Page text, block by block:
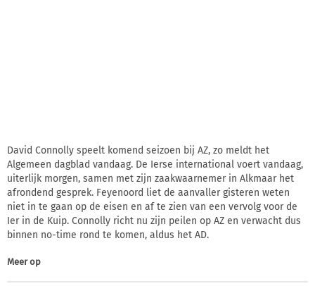
David Connolly speelt komend seizoen bij AZ, zo meldt het
Algemeen dagblad vandaag. De Ierse international voert vandaag,
uiterlijk morgen, samen met zijn zaakwaarnemer in Alkmaar het
afrondend gesprek. Feyenoord liet de aanvaller gisteren weten
niet in te gaan op de eisen en af te zien van een vervolg voor de
Ier in de Kuip. Connolly richt nu zijn peilen op AZ en verwacht dus
binnen no-time rond te komen, aldus het AD.
Meer op